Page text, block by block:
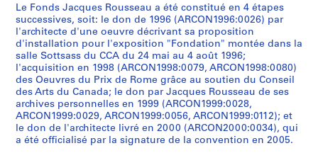
o
s
s
i
b
l
e
,
1
9
c
o
n
t
e
m
p
o
r
a
9
9
4
AP066.S3.D12
r
o
j
e
t
:
D
u
p
o
r
o
j
e
t
:
I
n
s
t
r
o
j
e
t
:
E
x
p
o
r
o
j
e
t
:
E
x
p
o
r
o
j
e
t
:
E
x
p
o
r
o
j
e
t
:
G
a
l
e
r
o
j
e
t
:
E
x
p
o
é
r
i
e
(
s
)
:
D
o
Le Fonds Jacques Rousseau a été constitué en 4 étapes
successives, soit: le don de 1996 (ARCON1996:0026) par
l'architecte d'une oeuvre décrivant sa proposition
d'installation pour l'exposition "Fondation" montée dans la
salle Sottsass du CCA du 24 mai au 4 août 1996;
l'acquisition en 1998 (ARCON1998:0079, ARCON1998:0080)
des Oeuvres du Prix de Rome grâce au soutien du Conseil
des Arts du Canada; le don par Jacques Rousseau de ses
archives personnelles en 1999 (ARCON1999:0028,
ARCON1999:0029, ARCON1999:0056, ARCON1999:0112); et
le don de l'architecte livré en 2000 (ARCON2000:0034), qui
a été officialisé par la signature de la convention en 2005.